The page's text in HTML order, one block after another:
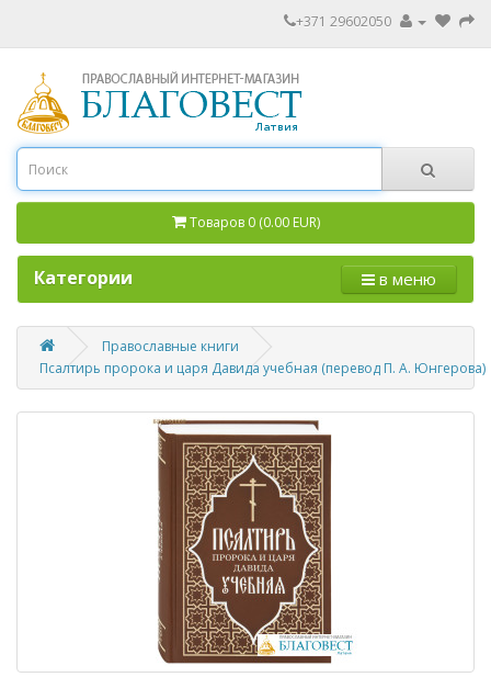
+371 29602050
Товаров 0 (0.00 EUR)
Категории в меню
Православные книги
Псалтирь пророка и царя Давида учебная (перевод П. А. Юнгерова)